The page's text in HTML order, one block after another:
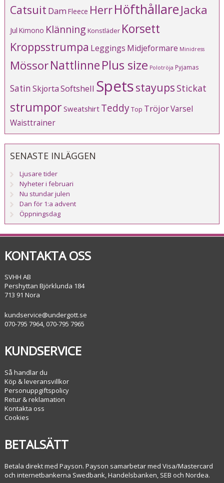
Catsuit Dam Fleece HerrHöfthållare Jacka
Jul Kimono Klänning Konstläder Korsett
Kroppsstrumpa Leggings Midjeformare Minidress
MössorNattlinnePlus size Polotröja Pyjamas
SatinSkjortaSoftshell Spetsstayups Stickat
strumporSweatshirt TeddyTop TröjorVarsel
Waisttrainer
SENASTE INLÄGGEN
Ljusare tider
Nyheter i februari
Nu stundar julen
Dan för 1:a advent
Öppningsdag
KONTAKTA OSS
SVHH AB
Pershyttan Björklunda 184
713 91 Nora
kundservice@undergott.se
070-795 7964, 070-795 7965
KUNDSERVICE
Så handlar du
Köp & leveransvillkor
Personuppgiftspolicy
Retur & reklamation
Kontakta oss
Cookies
BETALSÄTT
Betala direkt med Payson. Payson samarbetar med Visa/Mastercard
och internetbankerna Swedbank, Handelsbanken, SEB och Nordea.